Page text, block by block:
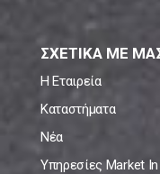
ΣΧΕΤΙΚΑ ΜΕ
Η Εταιρεία
Καταστήματα
Νέα
Υπηρεσίες Market In